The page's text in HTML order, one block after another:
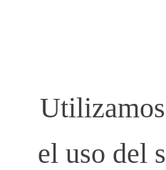
el uso del